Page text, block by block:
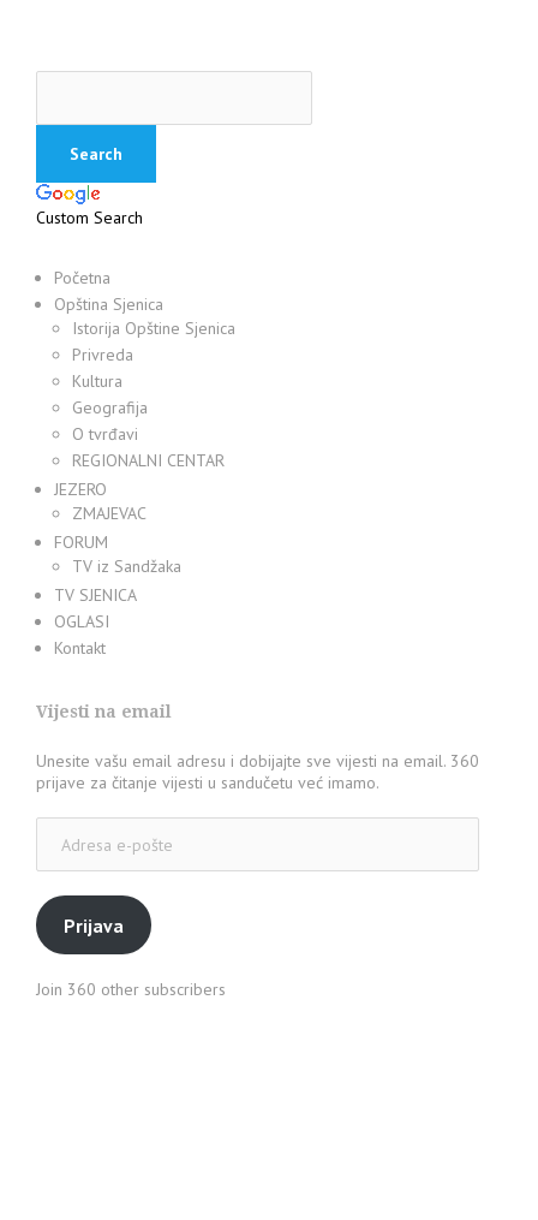
Custom Search
Početna
Opština Sjenica
Istorija Opštine Sjenica
Privreda
Kultura
Geografija
O tvrđavi
REGIONALNI CENTAR
JEZERO
ZMAJEVAC
FORUM
TV iz Sandžaka
TV SJENICA
OGLASI
Kontakt
Vijesti na email
Unesite vašu email adresu i dobijajte sve vijesti na email. 360
prijave za čitanje vijesti u sandučetu već imamo.
pošte
Prijava
Join 360 other subscribers